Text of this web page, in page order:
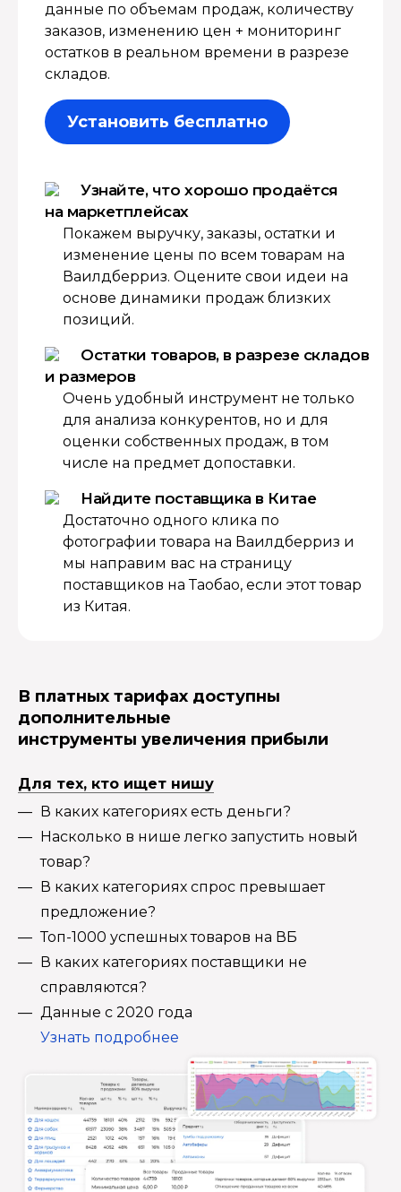
данные по объемам продаж, количеству
заказов, изменению цен + мониторинг
остатков в реальном времени в разрезе
складов.
Установить бесплатно
Узнайте, что хорошо продаётся
на маркетплейсах
Покажем выручку, заказы, остатки и
изменение цены по всем товарам на
Ваилдберриз. Оцените свои идеи на
основе динамики продаж близких
позиций.
Остатки товаров, в разрезе складов
и размеров
Очень удобный инструмент не только
для анализа конкурентов, но и для
оценки собственных продаж, в том
числе на предмет допоставки.
Найдите поставщика в Китае
Достаточно одного клика по
фотографии товара на Ваилдберриз и
мы направим вас на страницу
поставщиков на Таобао, если этот товар
из Китая.
В платных тарифах доступны
дополнительные
инструменты увеличения прибыли
Для тех, кто ищет нишу
В каких категориях есть деньги?
Насколько в нише легко запустить новый
товар?
В каких категориях спрос превышает
предложение?
Топ-1000 успешных товаров на ВБ
В каких категориях поставщики не
справляются?
Данные с 2020 года
Узнать подробнее